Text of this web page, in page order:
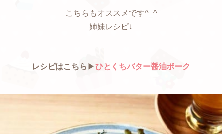
こちらもオススメです^_^
姉妹レシピ↓
レシピはこちら ▶︎ひとくちバター醤油ポーク